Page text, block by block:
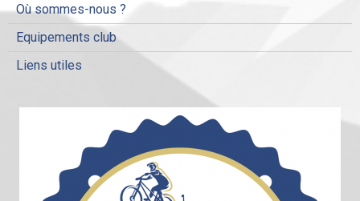
Où sommes-nous ?
Equipements club
Liens utiles